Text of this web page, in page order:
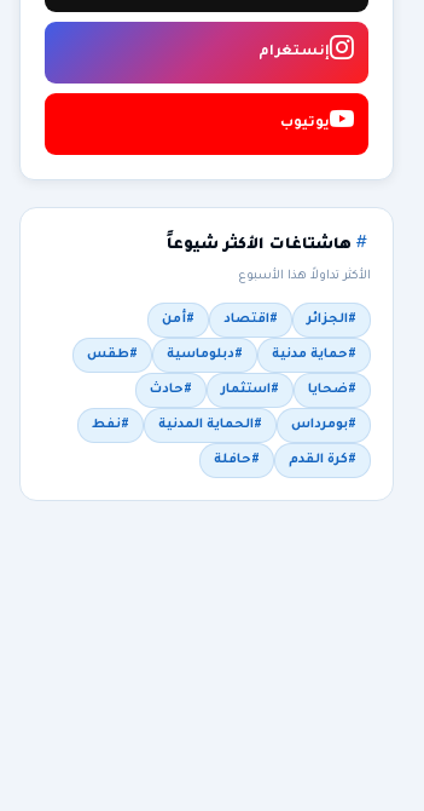
إنستغرام
يوتيوب
هاشتاغات الأكثر شيوعاً
الأكثر تداولاً هذا الأسبوع
#الجزائر #اقتصاد #أمن
#حماية مدنية #دبلوماسية #طقس
#ضحايا #استثمار #حادث
#بومرداس #الحماية المدنية #نفط
#كرة القدم #حافلة